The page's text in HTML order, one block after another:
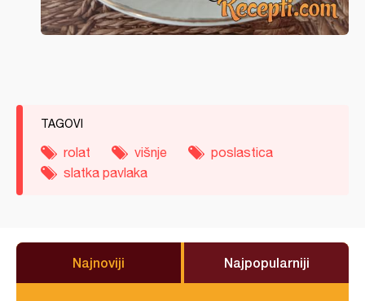
TAGOVI
rolat višnje
poslastica
slatka pavlaka
Najnoviji Najpopularniji